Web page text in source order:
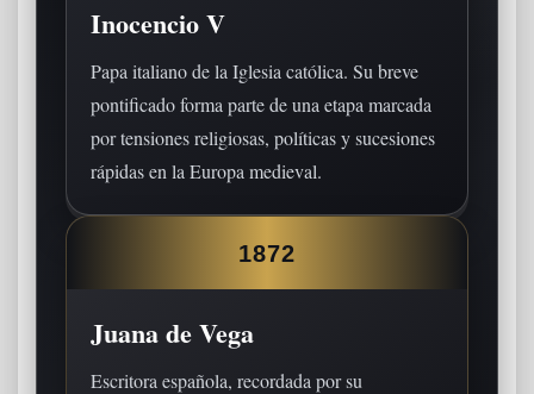
Inocencio V
Papa italiano de la Iglesia católica. Su breve
pontificado forma parte de una etapa marcada
por tensiones religiosas, políticas y sucesiones
rápidas en la Europa medieval.
1872
Juana de Vega
Escritora española, recordada por su